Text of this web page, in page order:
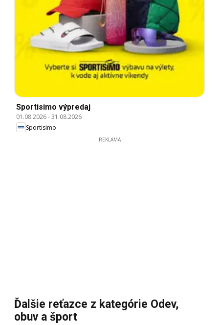
Sportisimo výpredaj
01.08.2026-31.08.2026
Sportisimo
REKLAMA
Ďalšie reťazce z kategórie Odev,
obuv a šport